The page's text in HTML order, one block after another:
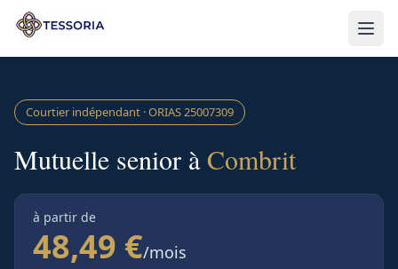
Aller au contenu principal
Courtier indépendant · ORIAS25007309
Mutuelle senior àCombrit
à partir de
48,49 €/mois